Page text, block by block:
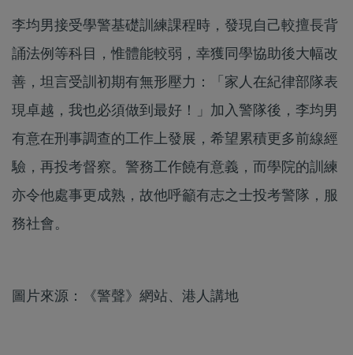
李均男接受學警基礎訓練課程時，發現自己較擅長背
誦法例等科目，惟體能較弱，幸獲同學協助後大幅改
善，坦言受訓初期有無形壓力：「家人在紀律部隊表
現卓越，我也必須做到最好！」加入警隊後，李均男
有意在刑事調查的工作上發展，希望累積更多前線經
驗，再投考督察。警務工作饒有意義，而學院的訓練
亦令他處事更成熟，故他呼籲有志之士投考警隊，服
務社會。
圖片來源：《警聲》網站、港人講地